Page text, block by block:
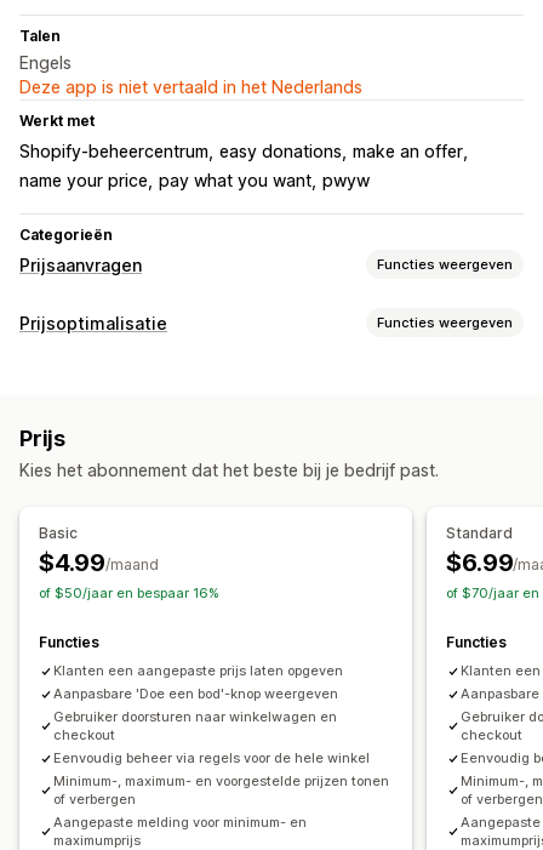
Talen
Engels
Deze app is niet vertaald in het Nederlands
Werkt met
Shopify-beheercentrum easy donations make an offer
name your price pay what you want pwyw
Categorieën
Prijsaanvragen Functies weergeven
Prijsregels
Aanpassing
Aangepaste weergave
Knoppen
Prijsoptimalisatie Functies weergeven
Prijs
Kies het abonnement dat het beste bij je bedrijf past.
Basic
$4.99/maand
of $50/jaar en bespaar 16%
Functies
Klanten een aangepaste prijs laten opgeven
Aanpasbare 'Doe een bod'-knop weergeven
Gebruiker doorsturen naar winkelwagen en
checkout
Eenvoudig beheer via regels voor de hele winkel
Minimum-, maximum- en voorgestelde prijzen tonen
of verbergen
Aangepaste melding voor minimum- en
maximumprijs
Standard
$6.99/
of $70/jaar en
Functies
Klanten
Gebruiker
checkout
Eenvoudig
Minimum-,
of verbergen
Aangepaste